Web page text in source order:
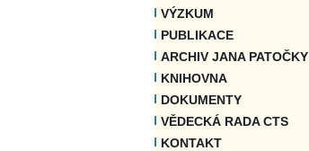
VÝZKUM
PUBLIKACE
ARCHIV JANA PATOČKY
KNIHOVNA
DOKUMENTY
VĚDECKÁ RADA CTS
KONTAKT